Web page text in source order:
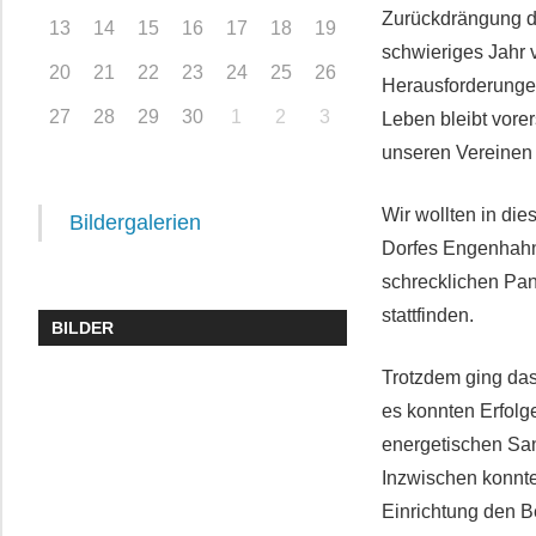
Zurückdrängung
schwieriges Jahr
Leben bleibt
unseren
Wir wollten in
Dorfes
schrecklichen
stattfinden.
Trotzdem ging
es konnten
energetischen
Inzwischen
Einrichtung den
13 14 15 16 17 18 19
20 21 22 23 24 25 26
27 28 29 30 1 2 3
Bildergalerien
BILDER